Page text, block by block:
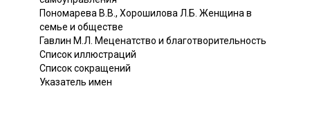
Пономарева В.В., Хорошилова Л.Б. Женщина в
семье и обществе
Гавлин М.Л. Меценатство и благотворительность
Список иллюстраций
Список сокращений
Указатель имен